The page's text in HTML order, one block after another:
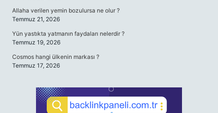
Allaha verilen yemin bozulursa ne olur ?
Temmuz 21, 2026
Yün yastıkta yatmanın faydaları nelerdir ?
Temmuz 19, 2026
Cosmos hangi ülkenin markası ?
Temmuz 17, 2026